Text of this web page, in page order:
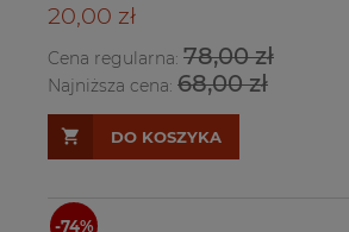
20,00 zł
Cena regularna: 78,00 zł
Najniższa cena: 68,00 zł
DO KOSZYKA